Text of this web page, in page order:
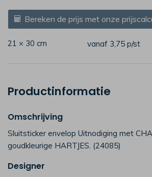
Bereken de prijs met onze
21 × 30 cm vanaf 3,75 p/st
Productinformatie
Omschrijving
Sluitsticker envelop Uitnodiging met
goudkleurige HARTJES. (24085)
Designer